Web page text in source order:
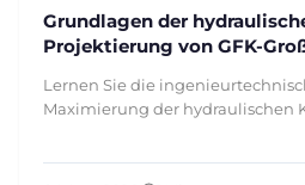
Grundlagen der
Projektierung von GFK-
Lernen Sie die
Maximierung der hydraulischen